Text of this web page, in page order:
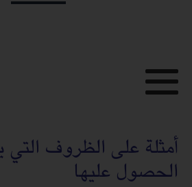
أمثلة على الظروف التي
الحصول عليها